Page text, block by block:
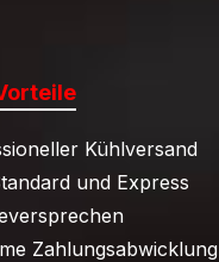
Kühlversand
und Express
Zahlungsabwicklung